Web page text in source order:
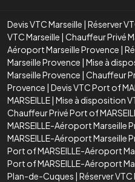
Devis VTC Marseille | Réserver
VTC Marseille | Chauffeur Privé
Aéroport Marseille Provence |
Marseille Provence | Mise à
Marseille Provence | Chauffeur
Provence | Devis VTC Port of
MARSEILLE| Mise à disposition
Chauffeur Privé Port of
MARSEILLE-Aéroport Marseille
MARSEILLE-Aéroport Marseille
Port of MARSEILLE-Aéroport
Port of MARSEILLE-Aéroport
Plan-de-Cuques | Réserver